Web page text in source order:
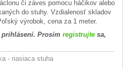
či záves pomocu háčikov alebo
do stuhy. Vzdialenosť skladov
výrobok, cena za 1 meter.
prihlásení. Prosím registrujte sa,
- riasiaca stuha